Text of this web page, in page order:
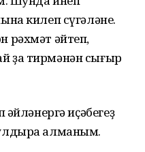
килеп сүгәләне.
рәхмәт әйтеп,
ҙа тирмәнән сығыр
әйләнергә иҫәбегеҙ
алманым.